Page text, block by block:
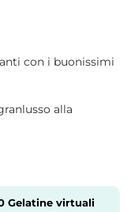
con i buonissimi
alla
Gelatine virtuali